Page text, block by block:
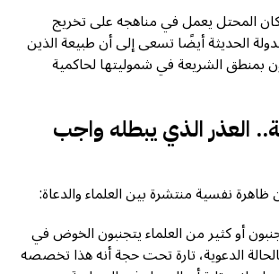
كان المحتل يعمل في مناهجه على تخريج
الحديثة أيضًا تسعى إلى أن طبيعة الذين
بمنطق الشريعة في شموليتها لحاكمية
العذر الذي يبطله واجب
نفسية منتشرة بين العلماء والدعاة:
أو كثير من العلماء يتجنبون الخوض في
الدعوية، تارة تحت حجة أنه هذا تخصصه